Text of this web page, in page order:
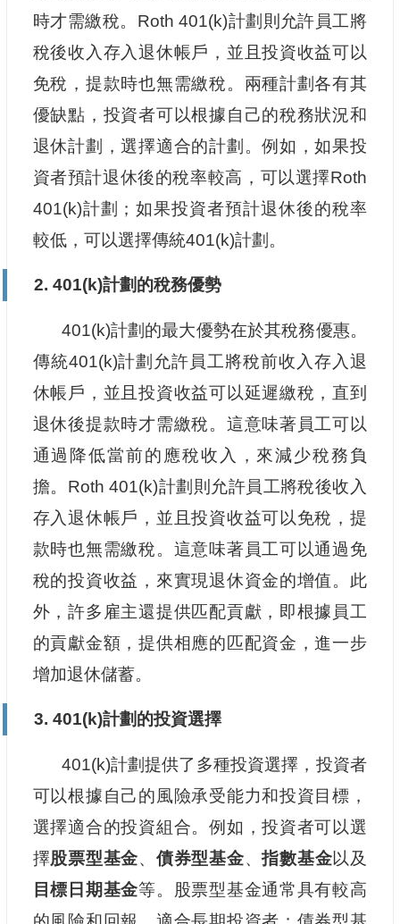
時才需繳稅。Roth 401(k)計劃則允許員工將
稅後收入存入退休帳戶，並且投資收益可以
免稅，提款時也無需繳稅。兩種計劃各有其
優缺點，投資者可以根據自己的稅務狀況和
退休計劃，選擇適合的計劃。例如，如果投
資者預計退休後的稅率較高，可以選擇Roth
401(k)計劃；如果投資者預計退休後的稅率
較低，可以選擇傳統401(k)計劃。
2. 401(k)計劃的稅務優勢
401(k)計劃的最大優勢在於其稅務優惠。
傳統401(k)計劃允許員工將稅前收入存入退
休帳戶，並且投資收益可以延遲繳稅，直到
退休後提款時才需繳稅。這意味著員工可以
通過降低當前的應稅收入，來減少稅務負
擔。Roth 401(k)計劃則允許員工將稅後收入
存入退休帳戶，並且投資收益可以免稅，提
款時也無需繳稅。這意味著員工可以通過免
稅的投資收益，來實現退休資金的增值。此
外，許多雇主還提供匹配貢獻，即根據員工
的貢獻金額，提供相應的匹配資金，進一步
增加退休儲蓄。
3. 401(k)計劃的投資選擇
401(k)計劃提供了多種投資選擇，投資者
可以根據自己的風險承受能力和投資目標，
選擇適合的投資組合。例如，投資者可以選
擇股票型基金、 債券型基金、指數基金以及
目標日期基金等。股票型基金通常具有較高